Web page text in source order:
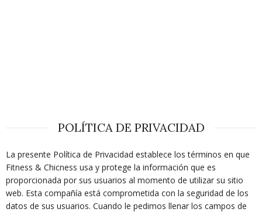
POLÍTICA DE PRIVACIDAD
La presente Política de Privacidad establece los términos en que
Fitness & Chicness usa y protege la información que es
proporcionada por sus usuarios al momento de utilizar su sitio
web. Esta compañía está comprometida con la seguridad de los
datos de sus usuarios. Cuando le pedimos llenar los campos de